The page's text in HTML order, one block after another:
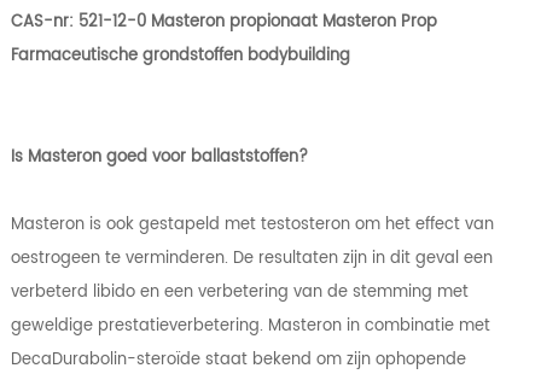
CAS-nr: 521-12-0 Masteron propionaat Masteron Prop
Farmaceutische grondstoffen bodybuilding
Is Masteron goed voor ballaststoffen?
Masteron is ook gestapeld met testosteron om het effect van
oestrogeen te verminderen. De resultaten zijn in dit geval een
verbeterd libido en een verbetering van de stemming met
geweldige prestatieverbetering. Masteron in combinatie met
DecaDurabolin-steroïde staat bekend om zijn ophopende